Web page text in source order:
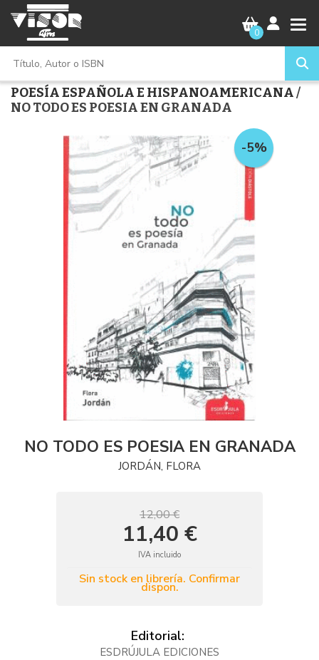
0
POESÍA ESPAÑOLA E HISPANOAMERICANA/
NO TODO ES POESIA EN GRANADA
-5%
NO TODO ES POESIA EN GRANADA
JORDÁN, FLORA
12,00 €
11,40 €
IVA incluido
Sin stock en librería. Confirmar
dispon.
Editorial:
ESDRÚJULA EDICIONES